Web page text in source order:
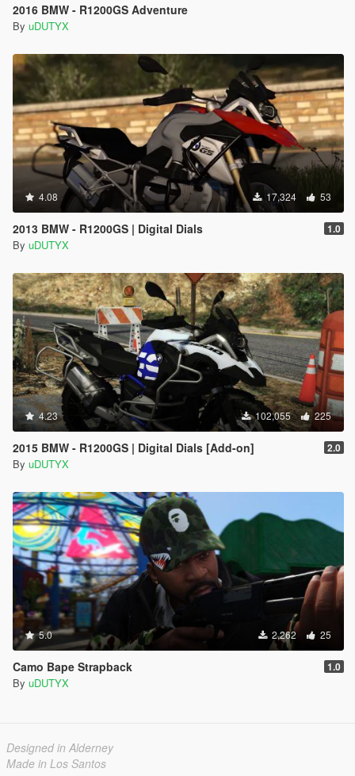
2016 BMW - R1200GS Adventure
By uDUTYX
4.08 17,324 53
2013 BMW - R1200GS | Digital Dials 1.0
By uDUTYX
4.23 102,055 225
2015 BMW - R1200GS | Digital Dials [Add-on] 2.0
By uDUTYX
5.0 2,262 25
Camo Bape Strapback 1.0
By uDUTYX
Designed in Alderney
Made in Los Santos